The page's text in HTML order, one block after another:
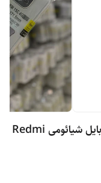
کاور مدل ژله ای مناسب برای گوشی موبایل شیائومی Redmi